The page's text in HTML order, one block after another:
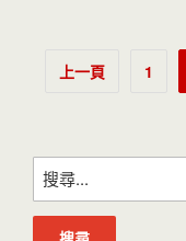
文
分
頁
上一頁 1
搜
尋
關